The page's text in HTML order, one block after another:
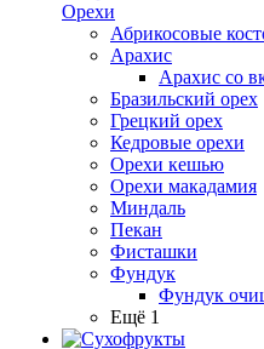
Орехи
Абрикосовые
Арахис
Арахис со
Бразильский орех
Грецкий орех
Кедровые орехи
Орехи кешью
Орехи макадамия
Миндаль
Пекан
Фисташки
Фундук
Фундук
Ещё 1